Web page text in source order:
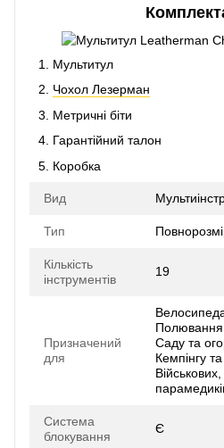
Мультитул
Чохол Лезерман
Метричні біти
Гарантійний талон
Коробка
Вид
Тип
Кількість
інструментів
19
Призначений
для
Саду та
Кемпінгу
Система
блокування
Є